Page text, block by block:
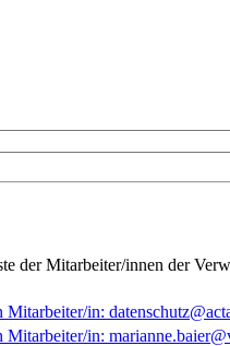
der Mitarbeiter/innen der